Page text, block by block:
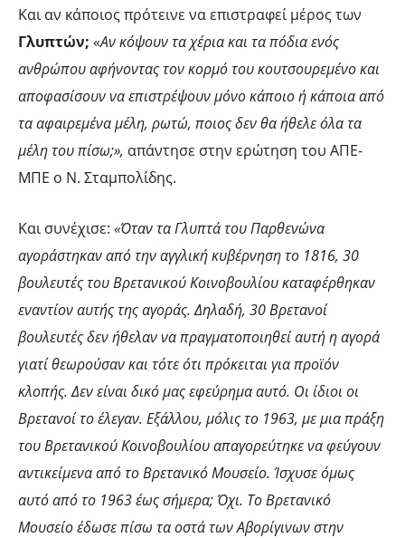
Και αν κάποιος πρότεινε να επιστραφεί μέρος των
Γλυπτών; «Αν κόψουν τα χέρια και τα πόδια ενός
ανθρώπου αφήνοντας τον κορμό του κουτσουρεμένο και
αποφασίσουν να επιστρέψουν μόνο κάποιο ή κάποια από
τα αφαιρεμένα μέλη, ρωτώ, ποιος δεν θα ήθελε όλα τα
μέλη του πίσω;», απάντησε στην ερώτηση του ΑΠΕ-
ΜΠΕ ο Ν. Σταμπολίδης.
Και συνέχισε: «Όταν τα Γλυπτά του Παρθενώνα
αγοράστηκαν από την αγγλική κυβέρνηση το 1816, 30
βουλευτές του Βρετανικού Κοινοβουλίου καταφέρθηκαν
εναντίον αυτής της αγοράς. Δηλαδή, 30 Βρετανοί
βουλευτές δεν ήθελαν να πραγματοποιηθεί αυτή η αγορά
γιατί θεωρούσαν και τότε ότι πρόκειται για προϊόν
κλοπής. Δεν είναι δικό μας εφεύρημα αυτό. Οι ίδιοι οι
Βρετανοί το έλεγαν. Εξάλλου, μόλις το 1963, με μια πράξη
του Βρετανικού Κοινοβουλίου απαγορεύτηκε να φεύγουν
αντικείμενα από το Βρετανικό Μουσείο. Ίσχυσε όμως
αυτό από το 1963 έως σήμερα; Όχι. Το Βρετανικό
Μουσείο έδωσε πίσω τα οστά των Αβορίγινων στην